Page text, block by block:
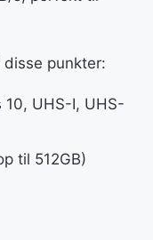
punkter:
UHS-I, UHS-
til 512GB)